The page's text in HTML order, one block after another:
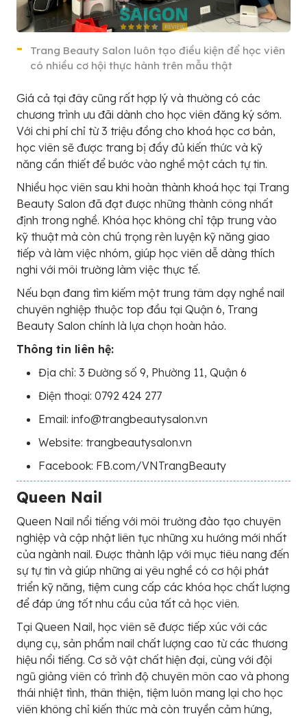
Trang Beauty Salon luôn tạo điều kiện để học viên
có nhiều cơ hội thực hành trên mẫu thật
Giá cả tại đây cũng rất hợp lý và thường có các
chương trình ưu đãi dành cho học viên đăng ký sớm.
Với chi phí chỉ từ 3 triệu đồng cho khoá học cơ bản,
học viên sẽ được trang bị đầy đủ kiến thức và kỹ
năng cần thiết để bước vào nghề một cách tự tin.
Nhiều học viên sau khi hoàn thành khoá học tại Trang
Beauty Salon đã đạt được những thành công nhất
định trong nghề. Khóa học không chỉ tập trung vào
kỹ thuật mà còn chú trọng rèn luyện kỹ năng giao
tiếp và làm việc nhóm, giúp học viên dễ dàng thích
nghi với môi trường làm việc thực tế.
Nếu bạn đang tìm kiếm một trung tâm dạy nghề nail
chuyên nghiệp thuộc top đầu tại Quận 6, Trang
Beauty Salon chính là lựa chọn hoàn hảo.
Thông tin liên hệ:
Địa chỉ: 3 Đường số 9, Phường 11, Quận 6
Điện thoại: 0792 424 277
Email: info@trangbeautysalon.vn
Website: trangbeautysalon.vn
Facebook: FB.com/VNTrangBeauty
Queen Nail
Queen Nail nổi tiếng với môi trường đào tạo chuyên
nghiệp và cập nhật liên tục những xu hướng mới nhất
của ngành nail. Được thành lập với mục tiêu nang đến
sự tự tin và giúp những ai yêu nghề có cơ hội phát
triển kỹ năng, tiệm cung cấp các khóa học chất lượng
để đáp ứng tốt nhu cầu của tất cả học viên.
Tại Queen Nail, học viên sẽ được tiếp xúc với các
dụng cụ, sản phẩm nail chất lượng cao từ các thương
hiệu nổi tiếng. Cơ sở vật chất hiện đại, cùng với đội
ngũ giảng viên có trình độ chuyên môn cao và phong
thái nhiệt tình, thân thiện, tiệm luôn mang lại cho học
viên không chỉ kiến thức mà còn truyền cảm hứng,